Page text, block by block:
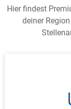
Hier findest
deiner